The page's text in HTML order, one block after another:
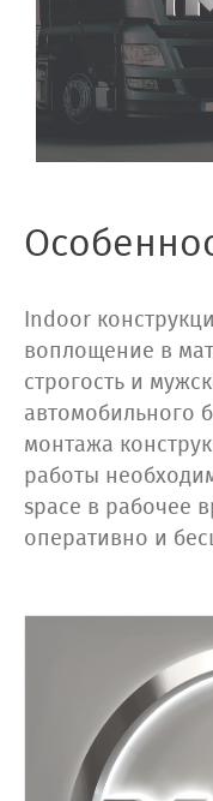
Indoor
воплощение в
строгость и
автомобильного
монтажа
работы
space в рабочее
оперативно и